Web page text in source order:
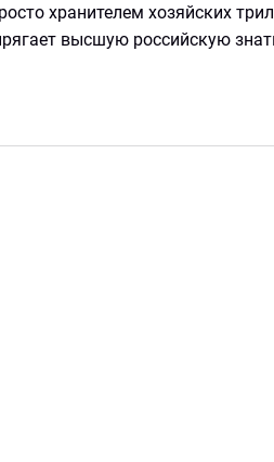
хранителем хозяйских
высшую российскую